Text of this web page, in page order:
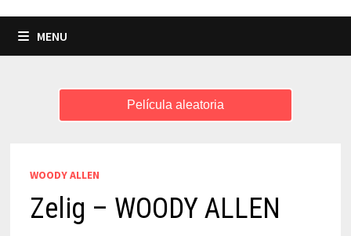
MENU
Película aleatoria
WOODY ALLEN
Zelig – WOODY ALLEN